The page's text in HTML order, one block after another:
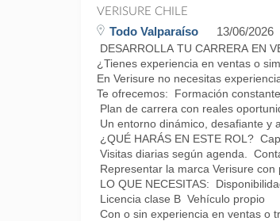
VERISURE CHILE
Todo Valparaíso 13/06/2026
DESARROLLA TU CARRERA EN
¿Tienes experiencia en ventas o
En Verisure no necesitas
Te ofrecemos: Formación
Plan de carrera con reales
Un entorno dinámico, desafiante y
¿QUÉ HARÁS EN ESTE ROL?
Visitas diarias según agenda.
Representar la marca Verisure con
LO QUE NECESITAS:
Licencia clase B Vehículo propio
Con o sin experiencia en ventas o